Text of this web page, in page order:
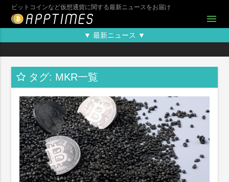
ビットコインなど仮想通貨に関する最新ニュースをお届け
menu
▼ 最新ニュース ▼
タグ: MKR一覧